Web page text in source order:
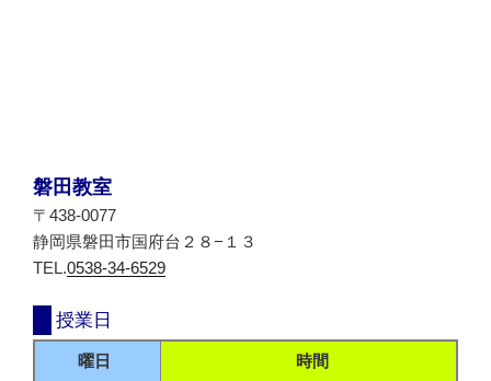
磐田教室
〒438-0077
静岡県磐田市国府台２８−１３
TEL.0538-34-6529
授業日
曜日 時間